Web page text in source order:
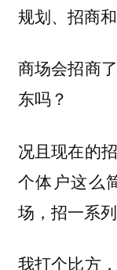
规划、招商和
商场会招商
东吗？
况且现在的
个体户这么
场，招一系
我打个比方